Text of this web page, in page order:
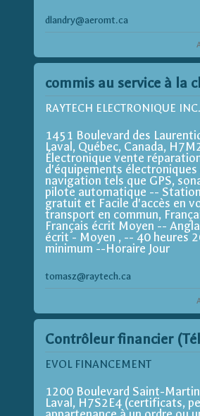
dlandry@aeromt.ca
commis au service à la
RAYTECH ELECTRONIQUE INC.
1451 Boulevard des
Laval, Québec, Canada,
Électronique vente
d'équipements électroniques
navigation tels que GPS,
pilote automatique --
gratuit et Facile d'accès en
transport en commun,
Français écrit Moyen --
écrit - Moyen , -- 40 heures
minimum --Horaire Jour
tomasz@raytech.ca
Contrôleur financier
EVOL FINANCEMENT
1200 Boulevard Saint-
Laval, H7S2E4 (certificats,